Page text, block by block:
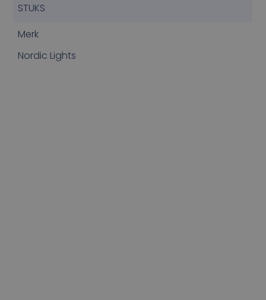
STUKS
Merk
Nordic Lights